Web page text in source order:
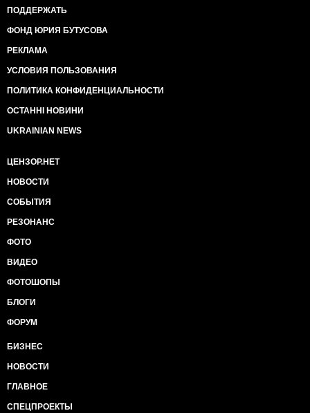
ПОДДЕРЖАТЬ
ФОНД ЮРИЯ БУТУСОВА
РЕКЛАМА
УСЛОВИЯ ПОЛЬЗОВАНИЯ
ПОЛИТИКА КОНФИДЕНЦИАЛЬНОСТИ
ОСТАННІ НОВИНИ
UKRAINIAN NEWS
ЦЕНЗОР.НЕТ
НОВОСТИ
СОБЫТИЯ
РЕЗОНАНС
ФОТО
ВИДЕО
ФОТОШОПЫ
БЛОГИ
ФОРУМ
БИЗНЕС
НОВОСТИ
ГЛАВНОЕ
СПЕЦПРОЕКТЫ